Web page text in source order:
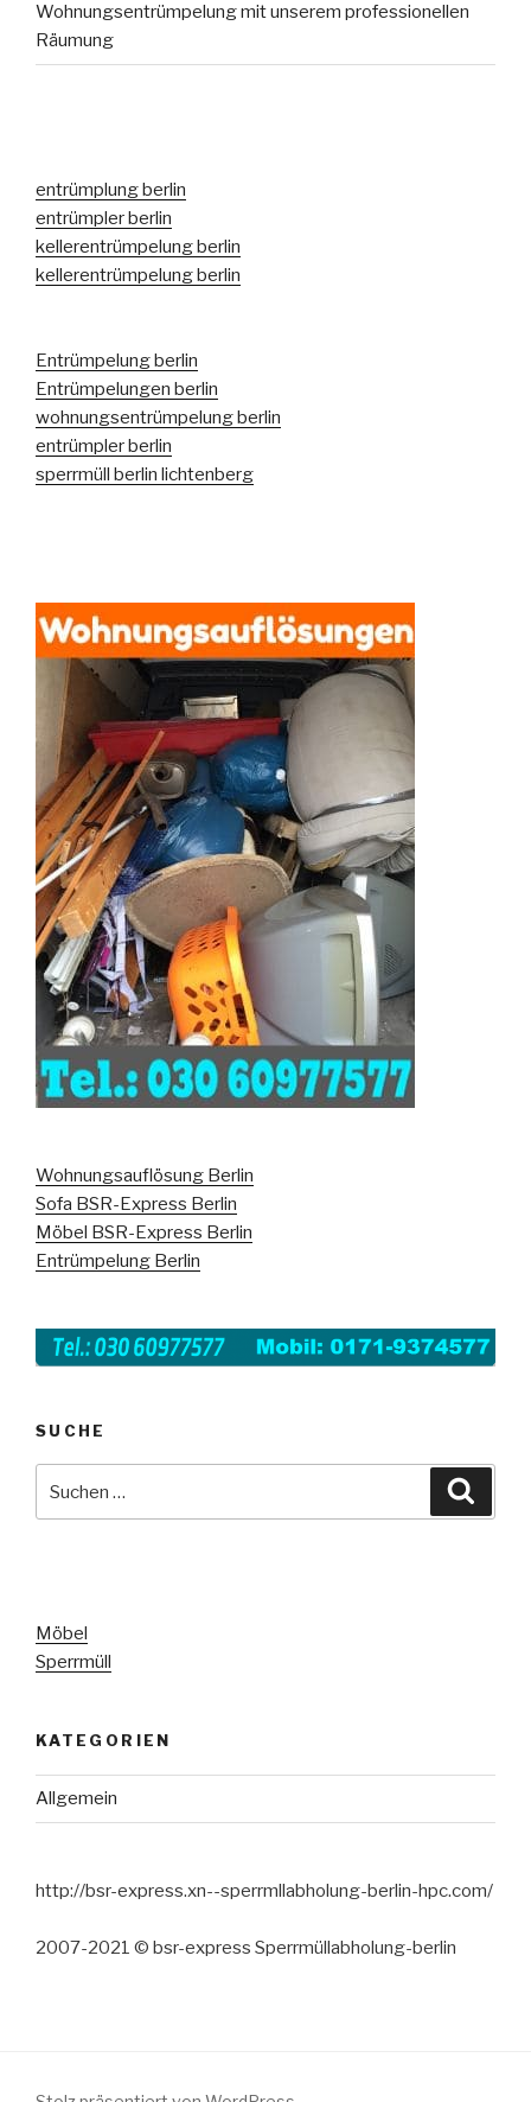
Wohnungsentrümpelung mit unserem professionellen
Räumung
entrümplung berlin
entrümpler berlin
kellerentrümpelung berlin
kellerentrümpelung berlin
Entrümpelung berlin
Entrümpelungen berlin
wohnungsentrümpelung berlin
entrümpler berlin
sperrmüll berlin lichtenberg
Wohnungsauflösung Berlin
Sofa BSR-Express Berlin
Möbel BSR-Express Berlin
Entrümpelung Berlin
SUCHE
nach:
Möbel
Sperrmüll
KATEGORIEN
Allgemein
http://bsr-express.xn--sperrmllabholung-berlin-hpc.com/
2007-2021 © bsr-express Sperrmüllabholung-berlin